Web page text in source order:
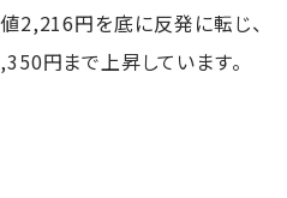
2,216円を底に反発に転じ、
円まで上昇しています。